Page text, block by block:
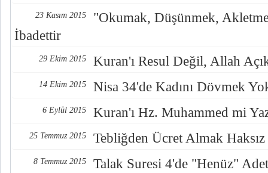
23 Kasım 2015
"Okumak, Düşünmek,
İbadettir
29 Ekim 2015 Kuran'ı Resul Değil, Allah
14 Ekim 2015 Nisa 34'de Kadını Dövmek
6 Eylül 2015 Kuran'ı Hz. Muhammed mi
25 Temmuz 2015 Tebliğden Ücret Almak Haksız
8 Temmuz 2015 Talak Suresi 4'de "Henüz"